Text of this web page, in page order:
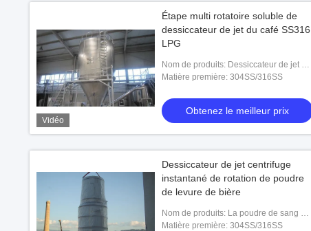
Vidéo
Étape multi rotatoire soluble de
dessiccateur de jet du café SS316
LPG
Nom de produits: Dessiccateur de jet de
LPG pour le café soluble
Matière première: 304SS/316SS
Obtenez le meilleur prix
Dessiccateur de jet centrifuge
instantané de rotation de poudre
de levure de bière
Nom de produits: La poudre de sang de
lait en poudre par atomisation le
Matière première: 304SS/316SS